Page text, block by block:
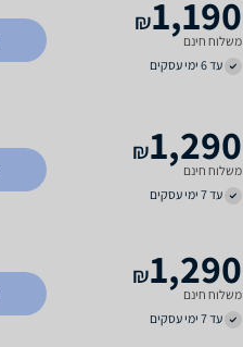
1,190
₪
משלוח חינם
עד 6 ימי עסקים
1,290
₪
משלוח חינם
עד 7 ימי עסקים
1,290
₪
משלוח חינם
עד 7 ימי עסקים